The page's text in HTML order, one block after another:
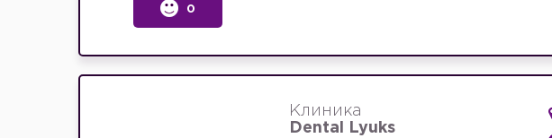
0
Клиника
Dental Lyuks